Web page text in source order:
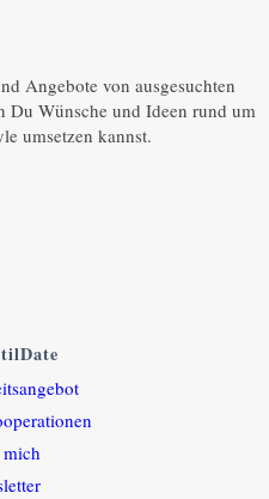
Angebote von ausgesuchten
Du Wünsche und Ideen rund um
umsetzen kannst.